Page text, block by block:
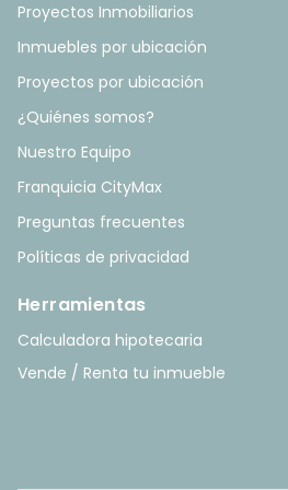
Proyectos Inmobiliarios
Inmuebles por ubicación
Proyectos por ubicación
¿Quiénes somos?
Nuestro Equipo
Franquicia CityMax
Preguntas frecuentes
Políticas de privacidad
Herramientas
Calculadora hipotecaria
Vende / Renta tu inmueble